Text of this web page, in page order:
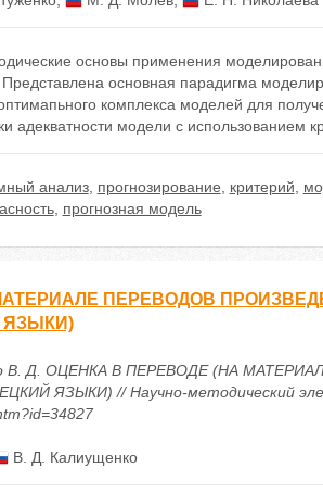
основы применения
основная парадигма
комплекса моделей для
адекватности модели с использованием
анализ, прогнозирование критерий
, прогнозная модель
ПЕРЕВОДОВ
ЯЗЫКИ)
В. Д. ОЦЕНКА В ПЕРЕВОДЕ (НА
ЯЗЫКИ) // Научно-методический
В. Д. Калиущенко